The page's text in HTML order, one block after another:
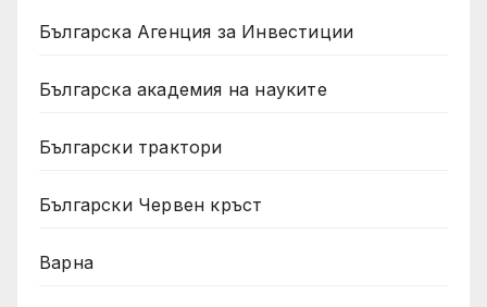
Българска Агенция за Инвестиции
Българска академия на науките
Български трактори
Български Червен кръст
Варна